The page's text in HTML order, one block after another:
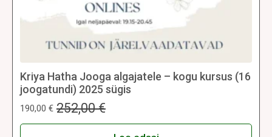
Kriya Hatha Jooga algajatele – kogu kursus (16
joogatundi) 2025 sügis
252,00€
Algne
hind
190,00 €
Praegune
hind